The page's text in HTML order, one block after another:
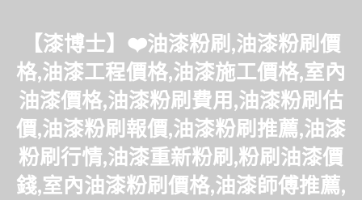
【漆博士】❤️油漆粉刷,油漆粉刷價
格,油漆工程價格,油漆施工價格,室內
油漆價格,油漆粉刷費用,油漆粉刷估
價,油漆粉刷報價,油漆粉刷推薦,油漆
粉刷行情,油漆重新粉刷,粉刷油漆價
錢,室內油漆粉刷價格,油漆師傅推薦,